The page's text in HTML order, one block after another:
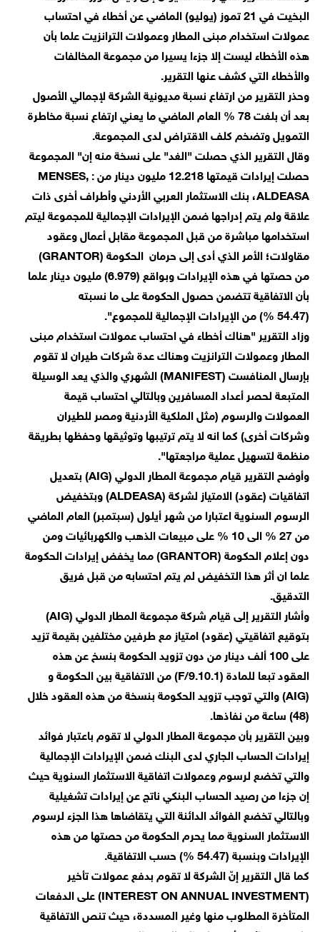
البخيت في 21 تموز (يوليو) الماضي عن أخطاء في احتساب
عمولات استخدام مبنى المطار وعمولات الترانزيت علما بأن
هذه الأخطاء ليست إلا جزءا يسيرا من مجموعة المخالفات
والأخطاء التي كشف عنها التقرير.
وحذر التقرير من ارتفاع نسبة مديونية الشركة لإجمالي الأصول
بعد أن بلغت 78 % العام الماضي ما يعني ارتفاع نسبة مخاطرة
التمويل وتضخم كلف الاقتراض لدى المجموعة.
وقال التقرير الذي حصلت "الغد" على نسخة منه إن" المجموعة
حصلت إيرادات قيمتها 12.218 مليون دينار من : MENSES,
ALDEASA، بنك الاستثمار العربي الأردني وأطراف أخرى ذات
علاقة ولم يتم إدراجها ضمن الإيرادات الإجمالية للمجموعة ليتم
استخدامها مباشرة من قبل المجموعة مقابل أعمال وعقود
مقاولات؛ الأمر الذي أدى إلى حرمان الحكومة (GRANTOR)
من حصتها في هذه الإيرادات وبواقع (6.979) مليون دينار علما
بأن الاتفاقية تتضمن حصول الحكومة على ما نسبته
(54.47 %) من الإيرادات الإجمالية للمجموع".
وزاد التقرير "هناك أخطاء في احتساب عمولات استخدام مبنى
المطار وعمولات الترانزيت وهناك عدة شركات طيران لا تقوم
بإرسال المنافست (MANIFEST) الشهري والذي يعد الوسيلة
المتبعة لحصر أعداد المسافرين وبالتالي احتساب قيمة
العمولات والرسوم (مثل الملكية الأردنية ومصر للطيران
وشركات أخرى) كما انه لا يتم ترتيبها وتوثيقها وحفظها بطريقة
منظمة لتسهيل عملية مراجعتها".
وأوضح التقرير قيام مجموعة المطار الدولي (AIG) بتعديل
اتفاقيات (عقود) الامتياز لشركة (ALDEASA) وبتخفيض
الرسوم السنوية اعتبارا من شهر أيلول (سبتمبر) العام الماضي
من 27 % الى 10 % على مبيعات الذهب والكهربائيات ومن
دون إعلام الحكومة (GRANTOR) مما يخفض إيرادات الحكومة
علما ان أثر هذا التخفيض لم يتم احتسابه من قبل فريق
التدقيق.
وأشار التقرير إلى قيام شركة مجموعة المطار الدولي (AIG)
بتوقيع اتفاقيتي (عقود) امتياز مع طرفين مختلفين بقيمة تزيد
على 100 ألف دينار من دون تزويد الحكومة بنسخ عن هذه
العقود تبعا للمادة (9.10.1/F) من الاتفاقية بين الحكومة و
(AIG) والتي توجب تزويد الحكومة بنسخة من هذه العقود خلال
(48) ساعة من نفاذها.
وبين التقرير بأن مجموعة المطار الدولي لا تقوم باعتبار فوائد
إيرادات الحساب الجاري لدى البنك ضمن الإيرادات الإجمالية
والتي تخضع لرسوم وعمولات اتفاقية الاستثمار السنوية حيث
إن جزءا من رصيد الحساب البنكي ناتج عن إيرادات تشغيلية
وبالتالي تخضع الفوائد الدائنة التي يتقاضاها هذا الجزء لرسوم
الاستثمار السنوية مما يحرم الحكومة من حصتها من هذه
الإيرادات وبنسبة (54.47 %) حسب الاتفاقية.
كما قال التقرير إنّ الشركة لا تقوم بدفع عمولات تأخير
(INTEREST ON ANNUAL INVESTMENT) على الدفعات
المتأخرة المطلوب منها وغير المسددة، حيث تنص الاتفاقية